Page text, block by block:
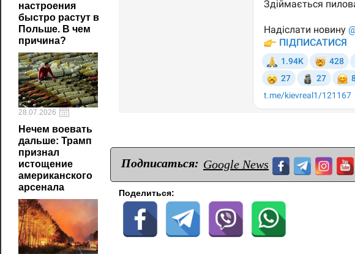
настроения
быстро растут в
Польше. В чем
причина?
28.07.2026
Нечем воевать
дальше: Трамп
признал
истощение
американского
арсенала
Подписаться: Google News
Поделиться: